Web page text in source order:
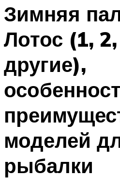
Зимняя
Лотос (1,
другие),
моделей
рыбалки